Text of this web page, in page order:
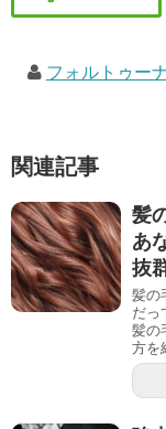
フォルトゥー
関連記事
髪
あ
抜
髪の
だっ
髪の
方を